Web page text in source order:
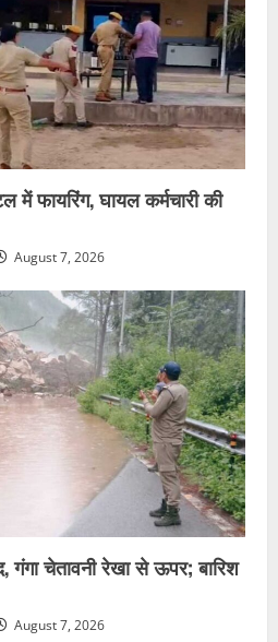
फायरिंग, घायल कर्मचारी की
August 7, 2026
चेतावनी रेखा से ऊपर; बारिश
August 7, 2026